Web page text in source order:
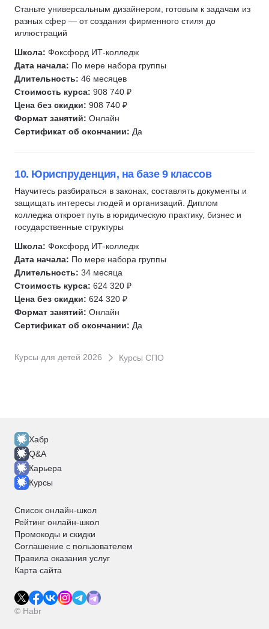
Курсы для детей 2026 Курсы СПО
Станьте универсальным дизайнером, готовым к задачам из
разных сфер — от создания фирменного стиля до
иллюстраций
Школа: Фоксфорд ИТ-колледж
Дата начала: По мере набора группы
Длительность: 46 месяцев
Стоимость курса: 908 740 ₽
Цена без скидки: 908 740 ₽
Формат занятий: Онлайн
Сертификат об окончании: Да
10. Юриспруденция, на базе 9 классов
Научитесь разбираться в законах, составлять документы и
защищать интересы людей и организаций. Диплом
колледжа откроет путь в юридическую практику, бизнес и
государственные структуры
Школа: Фоксфорд ИТ-колледж
Дата начала: По мере набора группы
Длительность: 34 месяца
Стоимость курса: 624 320 ₽
Цена без скидки: 624 320 ₽
Формат занятий: Онлайн
Сертификат об окончании: Да
Хабр
Q&A
Карьера
Курсы
Список онлайн-школ
Рейтинг онлайн-школ
Промокоды и скидки
Соглашение с пользователем
Правила оказания услуг
Карта сайта
© Habr